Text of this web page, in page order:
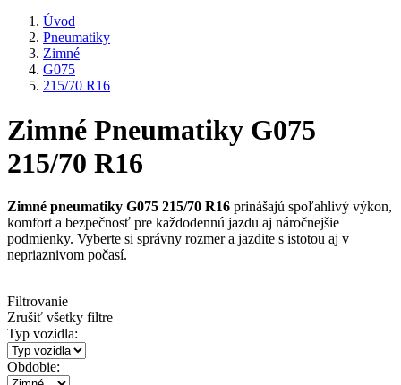
Úvod
Pneumatiky
Zimné
G075
215/70 R16
Zimné Pneumatiky G075
215/70 R16
Zimné pneumatiky G075 215/70 R16 prinášajú spoľahlivý výkon,
komfort a bezpečnosť pre každodennú jazdu aj náročnejšie
podmienky. Vyberte si správny rozmer a jazdite s istotou aj v
nepriaznivom počasí.
Filtrovanie
Zrušiť všetky filtre
Typ vozidla:
Obdobie: